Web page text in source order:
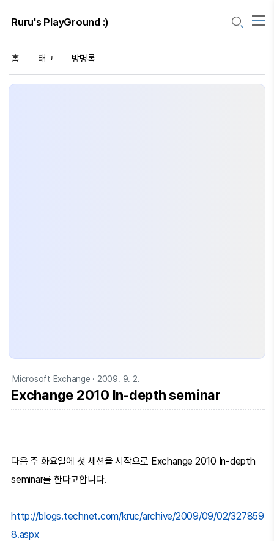
Ruru's PlayGround :)
홈 태그 방명록
Microsoft Exchange · 2009. 9. 2.
Exchange 2010 In-depth seminar
다음 주 화요일에 첫 세션을 시작으로 Exchange 2010 In-depth
seminar를 한다고합니다.
http://blogs.technet.com/kruc/archive/2009/09/02/327859
8.aspx